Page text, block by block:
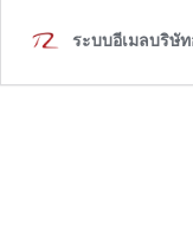
ระบบอีเมลบริษั